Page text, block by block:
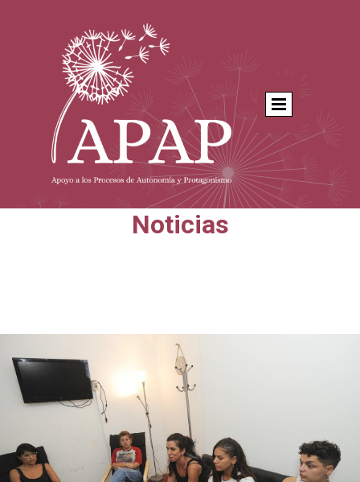
Noticias